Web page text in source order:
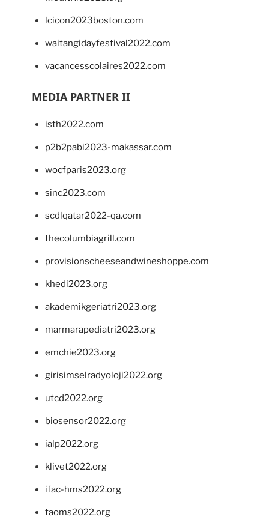
lcicon2023boston.com
waitangidayfestival2022.com
vacancesscolaires2022.com
MEDIA PARTNER II
isth2022.com
p2b2pabi2023-makassar.com
wocfparis2023.org
sinc2023.com
scdlqatar2022-qa.com
thecolumbiagrill.com
provisionscheeseandwineshoppe.com
khedi2023.org
akademikgeriatri2023.org
marmarapediatri2023.org
emchie2023.org
girisimselradyoloji2022.org
utcd2022.org
biosensor2022.org
ialp2022.org
klivet2022.org
ifac-hms2022.org
taoms2022.org